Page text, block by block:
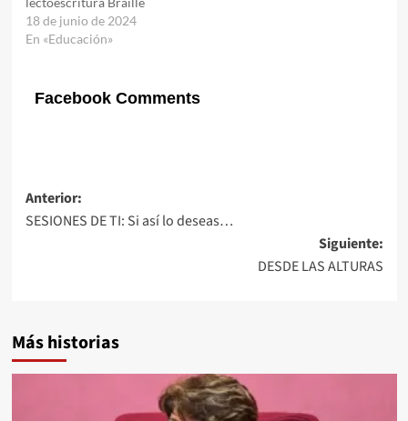
18 de junio de 2024
En «Educación»
Facebook Comments
Navegación
de
Anterior:
SESIONES DE TI: Si así lo deseas…
Siguiente:
DESDE LAS ALTURAS
Más historias